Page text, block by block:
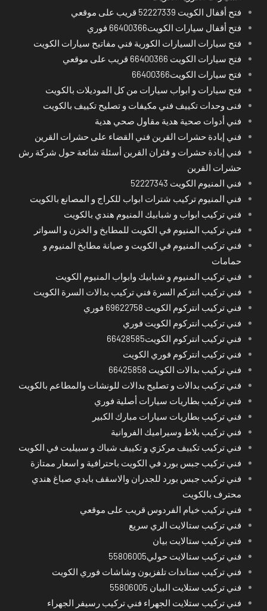
فتح أقفال الكويت 52227339 قريب على موقعي
فتح أقفال سيارات الكويت66400366 فوري
فتح سيارات السيارات الكورية فني مفاتيح سيارات الكويت
فتح سيارات الكويت 66400366 قريب على موقعي
فتح سيارات الكويت66400366
فتح سيارات و ابواب سيارات من كل الموديلات بالكويت
فنى وحدات تكييف فني مكيفات و تصليح تكييف بالكويت
فني أدوات صحية هدية مقاول صحي هدية
فني إبادة حشرات القرين فني القضاء على حشرات القرين
فني إبادة حشرات و فئران القرين أسئلة شائعة حول شركة رش
حشرات القرين
فني المنيوم الكويت 52227343
فني المنيوم تركيب شترات ابواب للكراج و المصانع بالكويت
فني تركيب ابواب و شبابيك المنيوم هندي بالكويت
فني تركيب المنيوم في الكويت للمطابخ و الخزن و السواتر
فني تركيب المنيوم في الكويت و صيانة مطابخ المنيوم و
حمامات
فني تركيب المنيوم و شبابيك وابواب المنيوم الكويت
فني تركيب انتركم السرة فني تركيب بدالات السرة الكويت
فني تركيب انتركوم الكويت 69622758 فوري
فني تركيب انتركوم الكويت فوري
فني تركيب انتركوم الكويت66428585
فني تركيب انتركوم فوري الكويت
فني تركيب بدالات الكويت 66425858
فني تركيب بدالات و تصليح بدالات للونشات والمطاعم بالكويت
فني تركيب بطاريات سيارات أصلية فوري
فني تركيب بطاريات سيارات مبارك الكبير
فني تركيب بلاط وسيراميك الفروانية
فني تركيب تكييف مركزي و تكييف شباك و سبيليت في الكويت
فني تركيب جبس بورد في الكويت باحترافية و اسعار ممتازة
فني تركيب جبس بورد للجدران والاسقف بايدي صباغ هندي
محترف بالكويت
فني تركيب خيام الفردوس قريب على موقعي
فني تركيب ستالايت الري سريع
فني تركيب ستالايت بيان
فني تركيب ستالايت حولي55806005
فني تركيب ستاندات تلفزيون وشاشات فوري الكويت
فني تركيب ستلايت البيان 55806005
فني تركيب ستلايت الجهراء فني تركيب رسيفر الجهراء